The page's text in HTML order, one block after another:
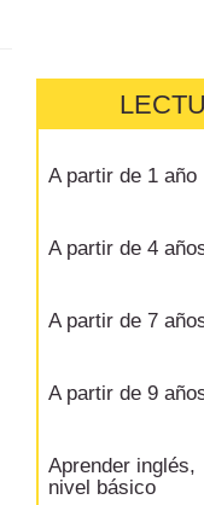
A partir de 1 año
A partir de 4
A partir de 7
A partir de 9
Aprender inglés,
nivel básico